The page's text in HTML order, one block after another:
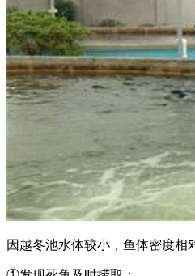
因越冬池水体较小，鱼体密度相